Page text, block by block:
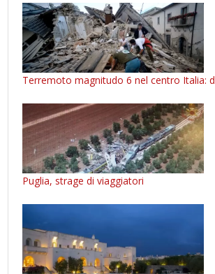
Terremoto magnitudo 6 nel centro Italia:
Puglia, strage di viaggiatori